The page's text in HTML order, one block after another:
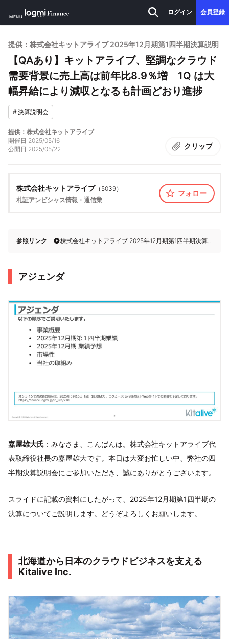
MENU
ログイン 会員登録
提供：株式会社キットアライブ 2025年12月期第1四半期決算説明
【QAあり】キットアライブ、堅調なクラウド
需要背景に売上高は前年比8.9％増 1Q は大
幅昇給により減収となるも計画どおり進捗
#決算説明会
提供：株式会社キットアライブ
開催日 2025/05/16
公開日 2025/05/22 クリップ
株式会社キットアライブ （ 5039）
札証アンビシャス情報・通信業
フォロー
参照リンク 株式会社キットアライブ 2025年12月期第1四半期決算説明
アジェンダ
嘉屋雄大氏 ：みなさま、こんばんは。株式会社キットアライブ代
表取締役社長の嘉屋雄大です。本日は大変お忙しい中、弊社の四
半期決算説明会にご参加いただき、誠にありがとうございます。
スライドに記載の資料にしたがって、2025年12月期第1四半期の
決算についてご説明します。どうぞよろしくお願いします。
北海道から日本のクラウドビジネスを支える
Kitalive Inc.